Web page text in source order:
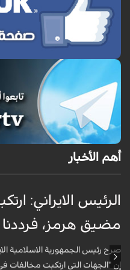
أهم الأخبار
الرئيس الايراني:
مضيق هرمز، فرددنا
صرح رئيس الجمهورية الاسلامية
إن "الجهات التي ارتكبت